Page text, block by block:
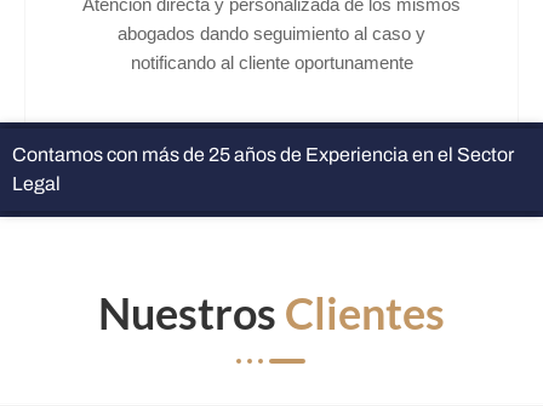
Atención directa y personalizada de los mismos
abogados dando seguimiento al caso y
notificando al cliente oportunamente
Contamos con más de 25 años de Experiencia en el Sector
Legal
Nuestros Clientes